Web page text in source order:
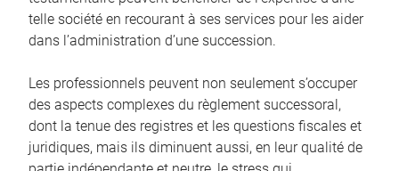
telle société en recourant à ses services pour les aider
dans l’administration d’une succession.
Les professionnels peuvent non seulement s’occuper
des aspects complexes du règlement successoral,
dont la tenue des registres et les questions fiscales et
juridiques, mais ils diminuent aussi, en leur qualité de